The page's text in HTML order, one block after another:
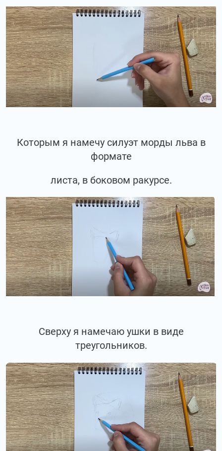
Которым я намечу силуэт морды льва в
формате
листа, в боковом ракурсе.
Сверху я намечаю ушки в виде
треугольников.